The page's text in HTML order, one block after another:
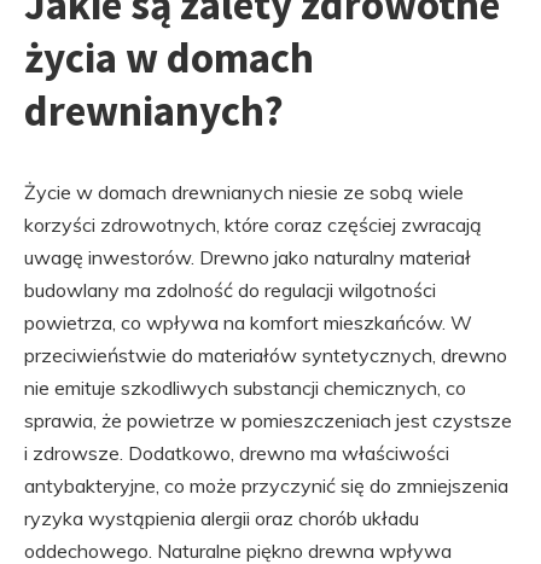
życia w domach
drewnianych?
Życie w domach drewnianych niesie ze sobą wiele
korzyści zdrowotnych, które coraz częściej zwracają
uwagę inwestorów. Drewno jako naturalny materiał
budowlany ma zdolność do regulacji wilgotności
powietrza, co wpływa na komfort mieszkańców. W
przeciwieństwie do materiałów syntetycznych, drewno
nie emituje szkodliwych substancji chemicznych, co
sprawia, że powietrze w pomieszczeniach jest czystsze
i zdrowsze. Dodatkowo, drewno ma właściwości
antybakteryjne, co może przyczynić się do zmniejszenia
ryzyka wystąpienia alergii oraz chorób układu
oddechowego. Naturalne piękno drewna wpływa